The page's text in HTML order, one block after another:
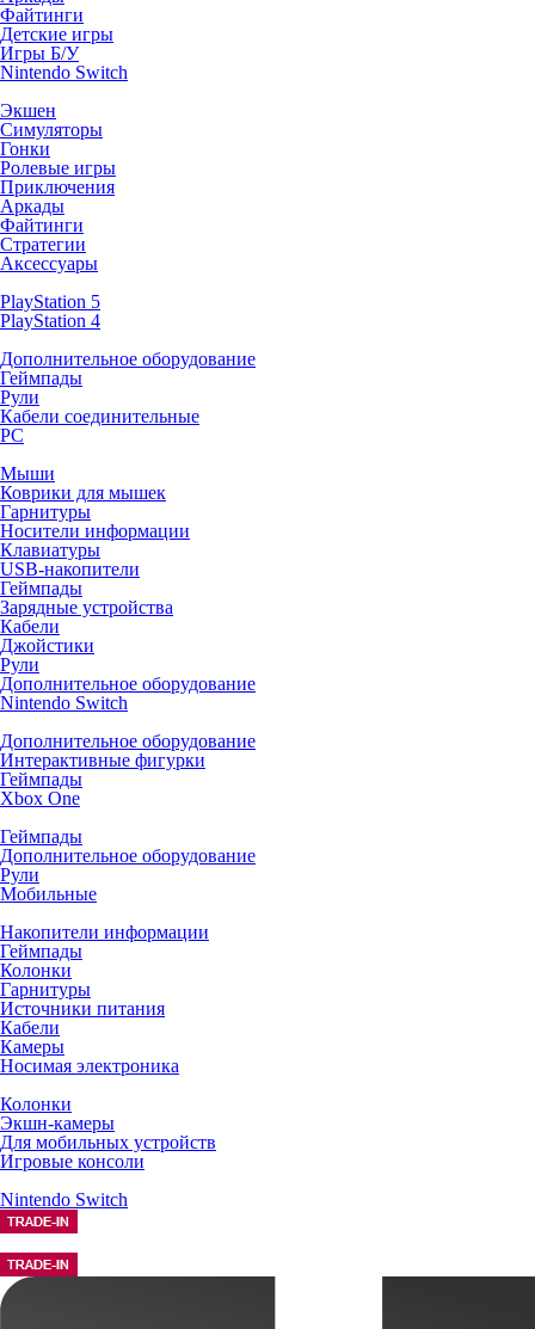
Файтинги
Детские игры
Игры Б/У
Nintendo Switch
Экшен
Симуляторы
Гонки
Ролевые игры
Приключения
Аркады
Файтинги
Стратегии
Аксессуары
PlayStation 5
PlayStation 4
Дополнительное оборудование
Геймпады
Рули
Кабели соединительные
PC
Мыши
Коврики для мышек
Гарнитуры
Носители информации
Клавиатуры
USB-накопители
Геймпады
Зарядные устройства
Кабели
Джойстики
Рули
Дополнительное оборудование
Nintendo Switch
Дополнительное оборудование
Интерактивные фигурки
Геймпады
Xbox One
Геймпады
Дополнительное оборудование
Рули
Мобильные
Накопители информации
Геймпады
Колонки
Гарнитуры
Источники питания
Кабели
Камеры
Носимая электроника
Колонки
Экшн-камеры
Для мобильных устройств
Игровые консоли
Nintendo Switch